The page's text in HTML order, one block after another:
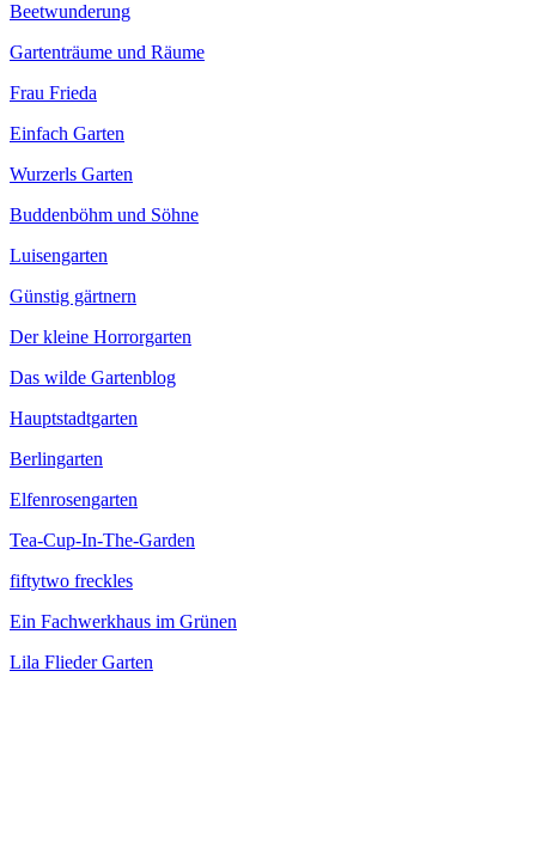
Beetwunderung
Gartenträume und Räume
Frau Frieda
Einfach Garten
Wurzerls Garten
Buddenböhm und Söhne
Luisengarten
Günstig gärtnern
Der kleine Horrorgarten
Das wilde Gartenblog
Hauptstadtgarten
Berlingarten
Elfenrosengarten
Tea-Cup-In-The-Garden
fiftytwo freckles
Ein Fachwerkhaus im Grünen
Lila Flieder Garten